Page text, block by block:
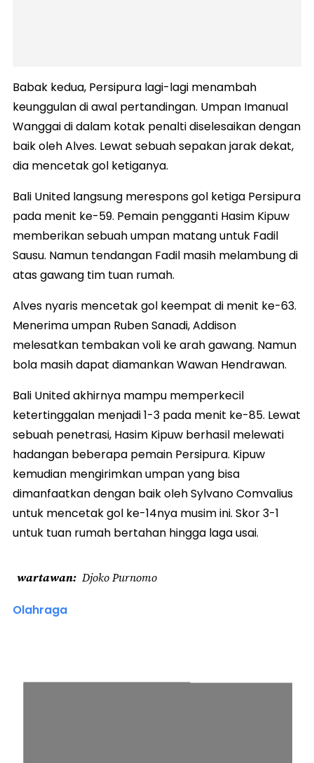
Babak kedua, Persipura lagi-lagi menambah
keunggulan di awal pertandingan. Umpan Imanual
Wanggai di dalam kotak penalti diselesaikan dengan
baik oleh Alves. Lewat sebuah sepakan jarak dekat,
dia mencetak gol ketiganya.
Bali United langsung merespons gol ketiga Persipura
pada menit ke-59. Pemain pengganti Hasim Kipuw
memberikan sebuah umpan matang untuk Fadil
Sausu. Namun tendangan Fadil masih melambung di
atas gawang tim tuan rumah.
Alves nyaris mencetak gol keempat di menit ke-63.
Menerima umpan Ruben Sanadi, Addison
melesatkan tembakan voli ke arah gawang. Namun
bola masih dapat diamankan Wawan Hendrawan.
Bali United akhirnya mampu memperkecil
ketertinggalan menjadi 1-3 pada menit ke-85. Lewat
sebuah penetrasi, Hasim Kipuw berhasil melewati
hadangan beberapa pemain Persipura. Kipuw
kemudian mengirimkan umpan yang bisa
dimanfaatkan dengan baik oleh Sylvano Comvalius
untuk mencetak gol ke-14nya musim ini. Skor 3-1
untuk tuan rumah bertahan hingga laga usai.
wartawan Djoko Purnomo
Olahraga